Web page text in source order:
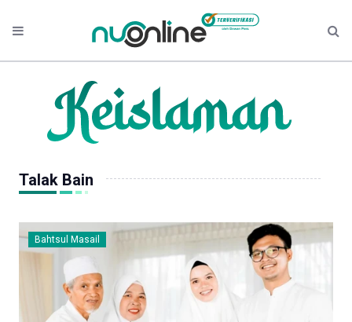
Talak Bain
Bahtsul Masail